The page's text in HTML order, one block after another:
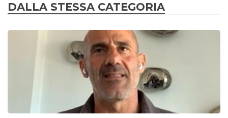
DALLA STESSA CATEGORIA